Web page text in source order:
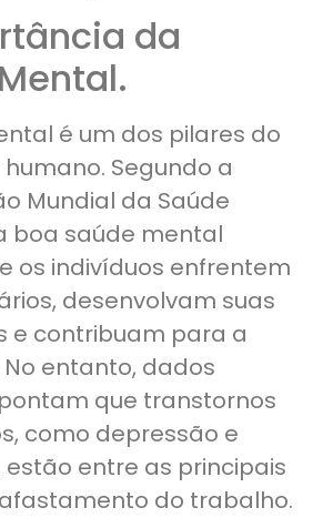
da
é um dos pilares do
Segundo a
Mundial da Saúde
boa saúde mental
os indivíduos enfrentem
desenvolvam suas
e contribuam para a
entanto, dados
que transtornos
como depressão e
entre as principais
do trabalho.